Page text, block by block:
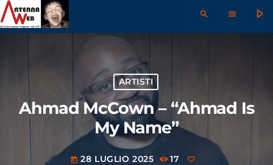
search menu play_arrow
ARTISTI
Ahmad McCown – “Ahmad Is
My Name”
today 28 LUGLIO 2025 17